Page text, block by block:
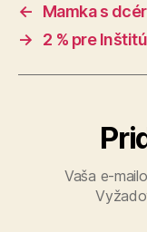
←
Mamka s
→
2 % pre
Vaša e-